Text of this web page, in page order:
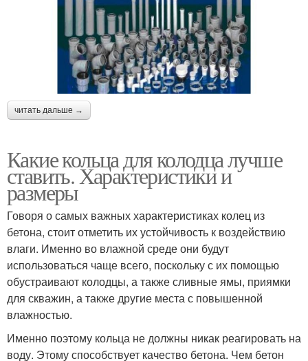
читать дальше →
Какие кольца для колодца лучше
ставить. Характеристики и
размеры
Говоря о самых важных характеристиках колец из
бетона, стоит отметить их устойчивость к воздействию
влаги. Именно во влажной среде они будут
использоваться чаще всего, поскольку с их помощью
обустраивают колодцы, а также сливные ямы, приямки
для скважин, а также другие места с повышенной
влажностью.
Именно поэтому кольца не должны никак реагировать на
воду. Этому способствует качество бетона. Чем бетон